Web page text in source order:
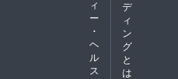
ィ
ー
・
ヘ
ル
ス
デ
ィ
ン
グ
と
は